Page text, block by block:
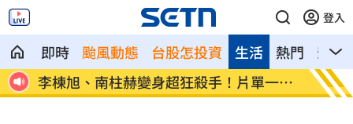
登入
即時 颱風動態 台股怎投資 熱門 影音
生活
時 李棟旭、南柱赫變身超狂殺手！片單一次
看
父親
親